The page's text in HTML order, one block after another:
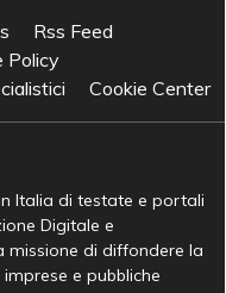
Rss Feed
Policy
Cookie Center
Italia di testate e portali
Digitale e
missione di diffondere la
e pubbliche